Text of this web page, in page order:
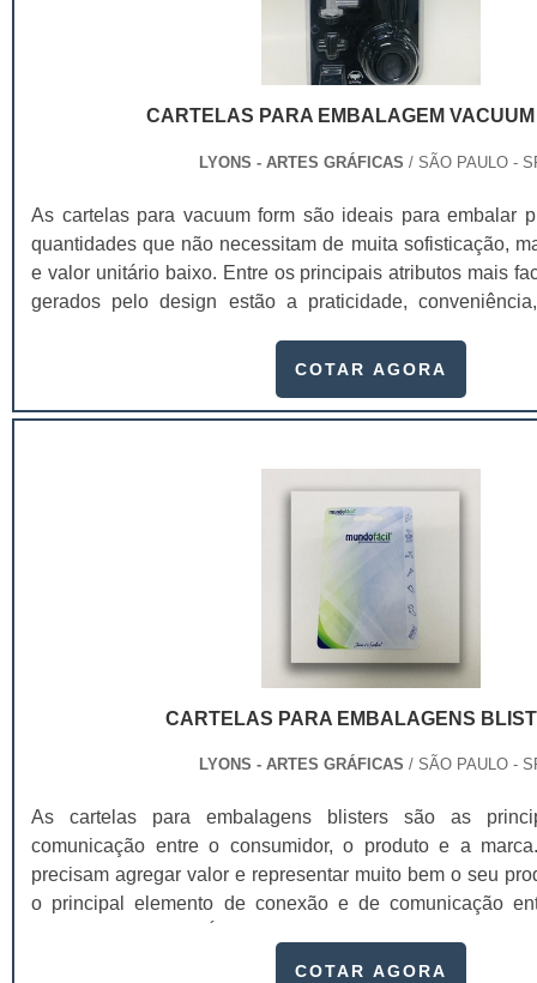
CARTELAS PARA EMBALAGEM VACUUM
LYONS - ARTES GRÁFICAS / SÃO PAULO -
As cartelas para vacuum form são ideais para embalar
quantidades que não necessitam de muita sofisticação,
e valor unitário baixo. Entre os principais atributos mais
gerados pelo design estão a praticidade,
em linhas de papéis que garantem aos nossos clientes o
são utilizadas nos mais variados segmentos, seja
da facilidade de negociação, produção e entrega, a
garante um processo de qualidade que atenda os mais
tipo de insumo. Com larga experiência na produção
blister ou skin, asseguramos à nossos clientes
nosso fluxo de trabalho uso de matérias primas de
cartelas também possuem uma padronização de
impressão, aplicação de verniz de qualidade certificada,
cartelas para embalagem vacuum form, acabamento de
COTAR AGORA
CARTELAS PARA EMBALAGENS
LYONS - ARTES GRÁFICAS / SÃO PAULO -
As cartelas para embalagens blisters são as
comunicação entre o consumidor, o produto e a
precisam agregar valor e representar muito bem o seu
o principal elemento de conexão e de comunicação
produto. Se a embalagem não estiver de acordo com o
COTAR AGORA